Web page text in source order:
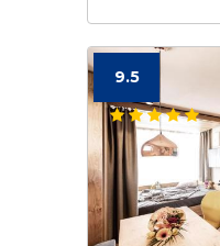
9.5